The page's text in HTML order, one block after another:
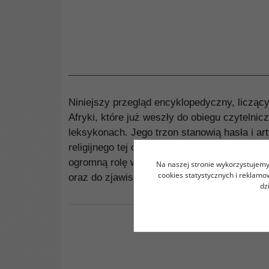
Niniejszy przegląd encyklopedyczny,
Afryki, które już weszły do obiegu
leksykonach. Jego trzon stanowią hasła i
religijnego tej części świata. Słownik nie
ogromną rolę w Afryce, ale dużą wagę
oraz do zjawiska klasyfikowanego jako
Na naszej stronie
cookies statystycznych i